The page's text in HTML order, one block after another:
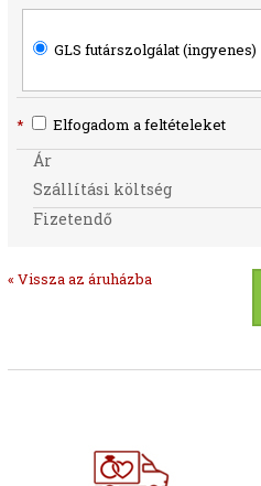
GLS futárszolgálat (ingyenes)
* Elfogadom a feltételeket
Ár
Szállítási költség
Fizetendő
« Vissza az áruházba